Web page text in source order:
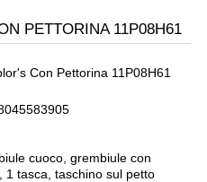
PETTORINA 11P08H61
Con Pettorina 11P08H61
cuoco, grembiule con
1 tasca, taschino sul petto